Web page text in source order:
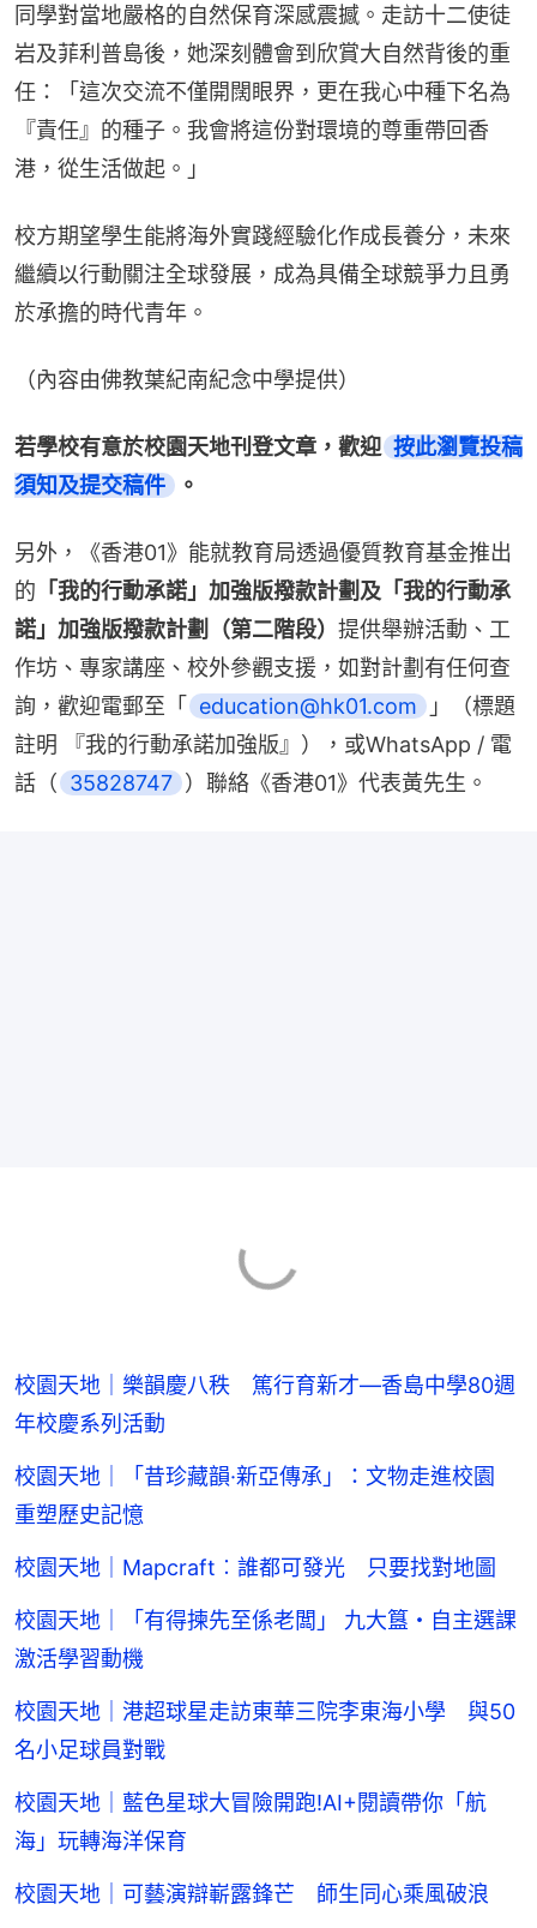
同學對當地嚴格的自然保育深感震撼。走訪十二使徒
岩及菲利普島後，她深刻體會到欣賞大自然背後的重
任：「這次交流不僅開闊眼界，更在我心中種下名為
『責任』的種子。我會將這份對環境的尊重帶回香
港，從生活做起。」
校方期望學生能將海外實踐經驗化作成長養分，未來
繼續以行動關注全球發展，成為具備全球競爭力且勇
於承擔的時代青年。
（內容由佛教葉紀南紀念中學提供）
若學校有意於校園天地刊登文章，歡迎 按此瀏覽投稿
須知及提交稿件
。
另外，《香港01》能就教育局透過優質教育基金推出
的 「我的行動承諾」加強版撥款計劃及「我的行動承
諾」加強版撥款計劃（第二階段） 提供舉辦活動、工
作坊、專家講座、校外參觀支援，如對計劃有任何查
詢，歡迎電郵至「 education@hk01.com
」（標題
註明 『我的行動承諾加強版』），或WhatsApp / 電
話（ 35828747 ）聯絡《香港01》代表黃先生。
校園天地｜樂韻慶八秩 篤行育新才—香島中學80週
年校慶系列活動
校園天地｜「昔珍藏韻·新亞傳承」：文物走進校園
重塑歷史記憶
校園天地｜Mapcraft︰誰都可發光 只要找對地圖
校園天地｜「有得揀先至係老闆」 九大簋・自主選課
激活學習動機
校園天地｜港超球星走訪東華三院李東海小學 與50
名小足球員對戰
校園天地｜藍色星球大冒險開跑!AI+閱讀帶你「航
海」玩轉海洋保育
校園天地｜可藝演辯嶄露鋒芒 師生同心乘風破浪